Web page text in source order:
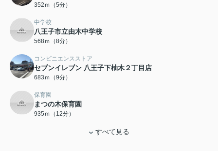
352ｍ（5分）
中学校
八王子市立由木中学校
568ｍ（8分）
コンビニエンスストア
セブンイレブン 八王子下柚木２丁目店
683ｍ（9分）
保育園
まつの木保育園
935ｍ（12分）
すべて見る